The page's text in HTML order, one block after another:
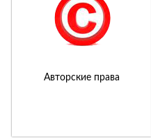
Авторские права